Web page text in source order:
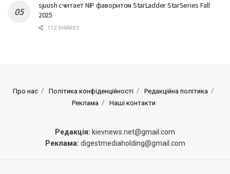
sjuush считает NIP фаворитом StarLadder StarSeries Fall
2025
112 SHARES
Про нас Політика конфіденційності
Редакційна політика
Реклама
Наші контакти
Редакція: kievnews.net@gmail.com
Реклама: digestmediaholding@gmail.com